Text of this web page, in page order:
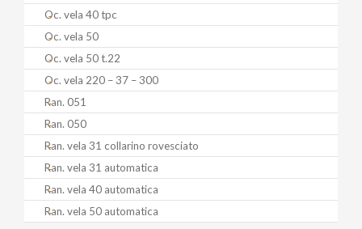
Oc. vela 40 tpc
Oc. vela 50
Oc. vela 50 t.22
Oc. vela 220 – 37 – 300
Ran. 051
Ran. 050
Ran. vela 31 collarino rovesciato
Ran. vela 31 automatica
Ran. vela 40 automatica
Ran. vela 50 automatica